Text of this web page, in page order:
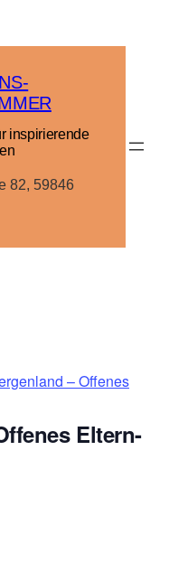
inspirierende
82, 59846
– Offenes
Eltern-